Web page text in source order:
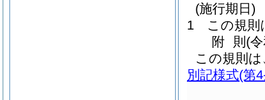
(施行期日)
1
この規則
附 則 (
この規則
別記様式(第